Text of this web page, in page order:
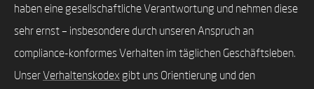
haben eine gesellschaftliche Verantwortung und nehmen diese
sehr ernst – insbesondere durch unseren Anspruch an
compliance-konformes Verhalten im täglichen Geschäftsleben.
UnserVerhaltenskodex gibt uns Orientierung und den